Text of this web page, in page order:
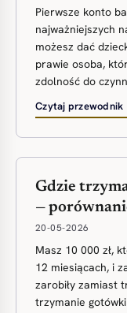
Pierwsze konto
najważniejszych
możesz dać
prawie osoba,
zdolność do
Czytaj
Gdzie
—
20-05-2026
Masz 10 000 zł,
12 miesiącach, i
zarobiły zamiast
trzymanie